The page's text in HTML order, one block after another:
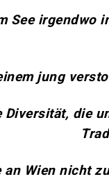
See irgendwo
jung
die
Wien nicht